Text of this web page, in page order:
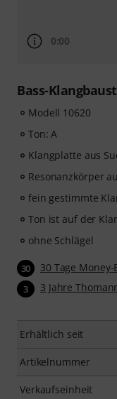
0:00
Bass-
Modell 10620
Ton: A
Klangplatte aus
Resonanzkörper
fein gestimmte
Ton ist auf der
ohne Schlägel
30 30 Tage
3 3 Jahre
Erhältlich seit
Artikelnummer
Verkaufseinheit